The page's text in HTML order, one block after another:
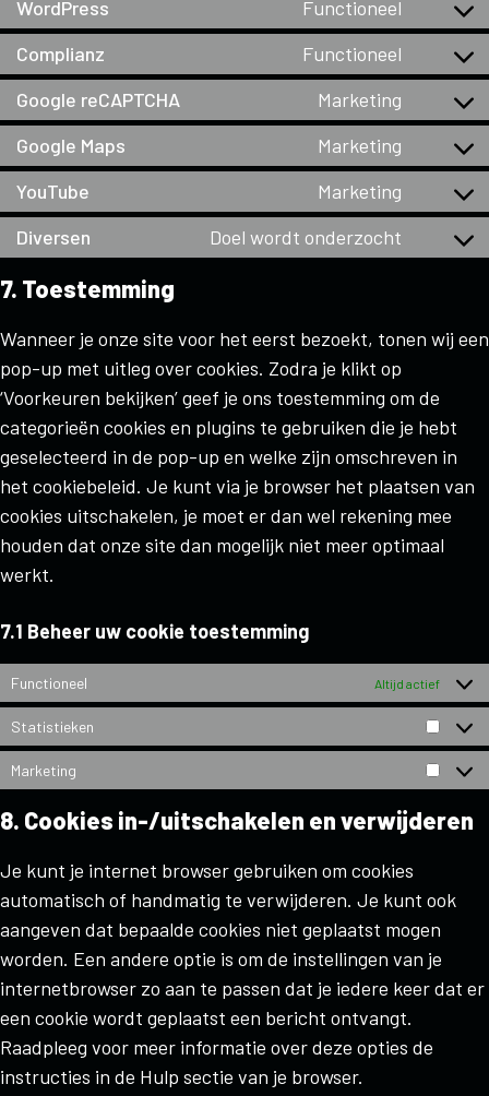
WordPress
Functioneel
Complianz
Functioneel
Google reCAPTCHA
Marketing
Google Maps
Marketing
YouTube
Marketing
Diversen
Doel wordt onderzocht
7. Toestemming
Wanneer je onze site voor het eerst bezoekt, tonen wij een
pop-up met uitleg over cookies. Zodra je klikt op
‘Voorkeuren bekijken’ geef je ons toestemming om de
categorieën cookies en plugins te gebruiken die je hebt
geselecteerd in de pop-up en welke zijn omschreven in
het cookiebeleid. Je kunt via je browser het plaatsen van
cookies uitschakelen, je moet er dan wel rekening mee
houden dat onze site dan mogelijk niet meer optimaal
werkt.
7.1 Beheer uw cookie toestemming
Functioneel Altijd actief
Statistieken
Marketing
8. Cookies in-/uitschakelen en verwijderen
Je kunt je internet browser gebruiken om cookies
automatisch of handmatig te verwijderen. Je kunt ook
aangeven dat bepaalde cookies niet geplaatst mogen
worden. Een andere optie is om de instellingen van je
internetbrowser zo aan te passen dat je iedere keer dat er
een cookie wordt geplaatst een bericht ontvangt.
Raadpleeg voor meer informatie over deze opties de
instructies in de Hulp sectie van je browser.